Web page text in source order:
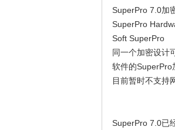
SuperPro 7.0加
SuperPro
Soft SuperPro
同一个加密设计
软件的SuperPro
目前暂时不支持
SuperPro 7.0已